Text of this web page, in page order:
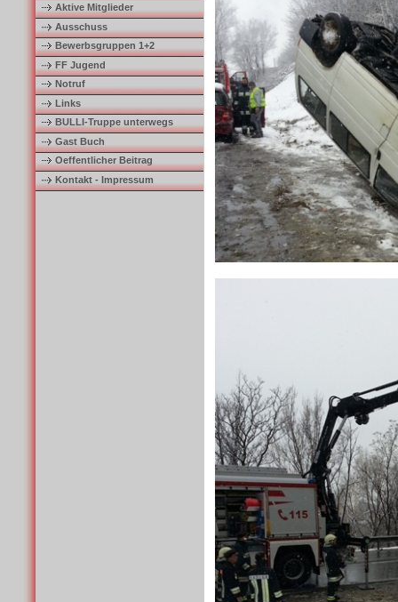
Aktive Mitglieder
Ausschuss
Bewerbsgruppen 1+2
FF Jugend
Notruf
Links
BULLI-Truppe unterwegs
Gast Buch
Oeffentlicher Beitrag
Kontakt - Impressum